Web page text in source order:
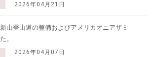
2026年04月21日
山登山道の整備およびアメリカオニアザミ
。
2026年04月07日